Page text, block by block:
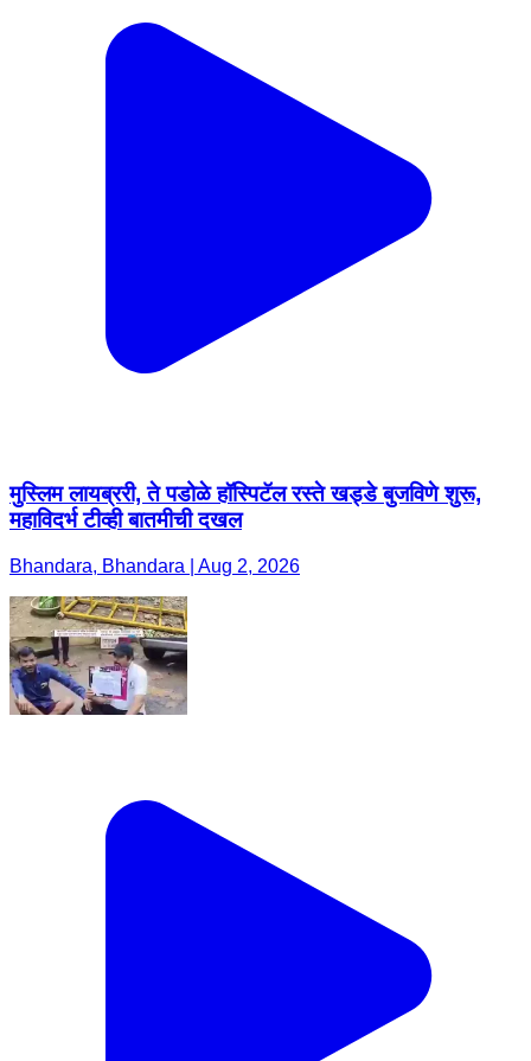
मुस्लिम लायब्ररी, ते पडोळे हॉस्पिटॅल रस्ते खड्डे बुजविणे शुरू,
महाविदर्भ टीव्ही बातमीची दखल
Bhandara, Bhandara | Aug 2, 2026